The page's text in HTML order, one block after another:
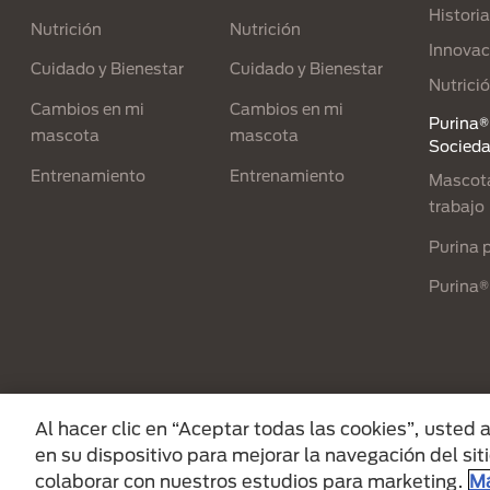
Nutrición
Cuidado y Bienestar
Cambios en mi
mascota
Entrenamiento
Nutrición
Cuidado y Bienestar
Cambios en mi
mascota
Entrenamiento
Historia
trabajo
Purina
Menu Footer Secundario Purina
All Nestlé Purina trademarks owned by
Al hacer clic en “Aceptar todas las cookies”, usted
en su dispositivo para mejorar la navegación del
colaborar con nuestros estudios para marketing.